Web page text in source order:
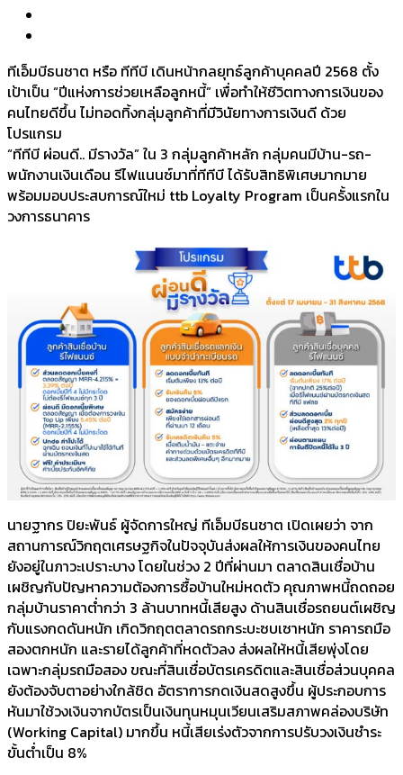
ทีเอ็มบีธนชาต หรือ ทีทีบี เดินหน้ากลยุทธ์ลูกค้าบุคคลปี 2568 ตั้ง
เป้าเป็น “ปีแห่งการช่วยเหลือลูกหนี้” เพื่อทำให้ชีวิตทางการเงินของ
คนไทยดีขึ้น ไม่ทอดทิ้งกลุ่มลูกค้าที่มีวินัยทางการเงินดี ด้วย
โปรแกรม
“ทีทีบี ผ่อนดี.. มีรางวัล” ใน 3 กลุ่มลูกค้าหลัก กลุ่มคนมีบ้าน-รถ-
พนักงานเงินเดือน รีไฟแนนซ์มาที่ทีทีบี ได้รับสิทธิพิเศษมากมาย
พร้อมมอบประสบการณ์ใหม่ ttb Loyalty Program เป็นครั้งแรกใน
วงการธนาคาร
นายฐากร ปิยะพันธ์ ผู้จัดการใหญ่ ทีเอ็มบีธนชาต เปิดเผยว่า จาก
สถานการณ์วิกฤตเศรษฐกิจในปัจจุบันส่งผลให้การเงินของคนไทย
ยังอยู่ในภาวะเปราะบาง โดยในช่วง 2 ปีที่ผ่านมา ตลาดสินเชื่อบ้าน
เผชิญกับปัญหาความต้องการซื้อบ้านใหม่หดตัว คุณภาพหนี้ถดถอย
กลุ่มบ้านราคาต่ำกว่า 3 ล้านบาทหนี้เสียสูง ด้านสินเชื่อรถยนต์เผชิญ
กับแรงกดดันหนัก เกิดวิกฤตตลาดรถกระบะซบเซาหนัก ราคารถมือ
สองตกหนัก และรายได้ลูกค้าที่หดตัวลง ส่งผลให้หนี้เสียพุ่งโดย
เฉพาะกลุ่มรถมือสอง ขณะที่สินเชื่อบัตรเครดิตและสินเชื่อส่วนบุคคล
ยังต้องจับตาอย่างใกล้ชิด อัตราการกดเงินสดสูงขึ้น ผู้ประกอบการ
หันมาใช้วงเงินจากบัตรเป็นเงินทุนหมุนเวียนเสริมสภาพคล่องบริษัท
(Working Capital) มากขึ้น หนี้เสียเร่งตัวจากการปรับวงเงินชำระ
ขั้นต่ำเป็น 8%